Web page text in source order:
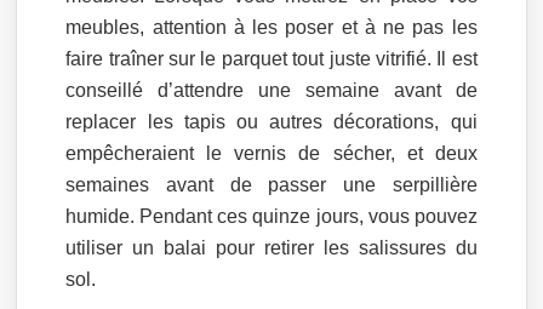
meubles, attention à les poser et à ne pas les
faire traîner sur le parquet tout juste vitrifié. Il est
conseillé d’attendre une semaine avant de
replacer les tapis ou autres décorations, qui
empêcheraient le vernis de sécher, et deux
semaines avant de passer une serpillière
humide. Pendant ces quinze jours, vous pouvez
utiliser un balai pour retirer les salissures du
sol.